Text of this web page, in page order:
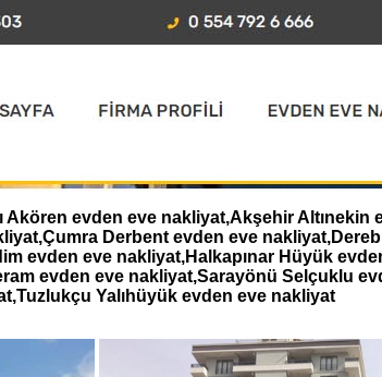
evden eve nakliyat,Akşehir Altınekin
Derbent evden eve
evden eve nakliyat,Halkapınar Hüyük
evden eve nakliyat,Sarayönü Selçuklu
Yalıhüyük evden eve nakliyat